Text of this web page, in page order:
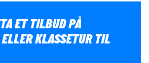
ET TILBUD PÅ
KLASSETUR TIL